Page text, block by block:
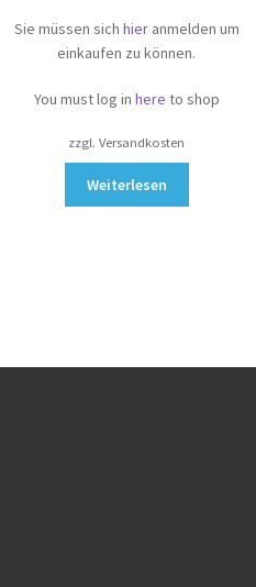
Sie müssen sich hieranmelden um
einkaufen zu können.
You must log in here to shop
zzgl. Versandkosten
Weiterlesen